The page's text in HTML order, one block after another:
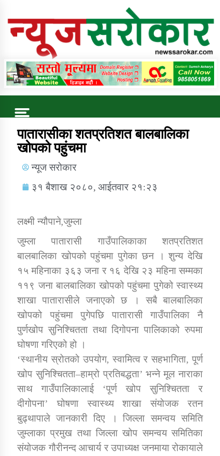
Online News Portal
Trending Now
कुषि बिकास कार्यालय जुम्ला सुचना सन्देश
डिभिजन कार्यालय जुम्लाको सुचना सन्देश
कर्णाली प्रविधि शिक्षालय जुम्लाको सुचना
सामाजिक बिकास कार्यालय जुम्लाकाे सुचना
पातारासीका शतप्रतिशत बालबालिका
खोपको पहुंचमा
न्यूज सरोकार
३१ बैशाख २०८०, आईतवार २१:२३
लक्ष्मी न्यौपाने,जुम्ला
जुम्ला पातारासी गाउँपालिकाका शतप्रतिशत
बालबालिका खोपको पहुंचमा पुगेका छन । शुन्य देखि
१५ महिनाका ३६३ जना र १६ देखि २३ महिना सम्मका
११९ जना बालबालिका खोपको पहुंचमा पुगेको स्वास्थ्य
शाखा पातारासीले जनाएको छ । सबै बालबालिका
खोपको पहुंचमा पुगेपछि पातारासी गाउँपालिका नै
पुर्णखोप सुनिश्चितता तथा दिगोपना पालिकाको रुपमा
घोषणा गरिएको हो ।
‘स्थानीय स्रोतको उपयोग, स्वामित्व र सहभागिता, पूर्ण
खोप सुनिश्चितता–हाम्रो प्रतिबद्धता’ भन्ने मूल नाराका
साथ गाउँपालिकालाई ‘पूर्ण खोप सुनिश्चितता र
दीगोपना’ घोषणा स्वास्थ्य शाखा संयोजक रतन
बुढ्थापाले जानकारी दिए । जिल्ला समन्वय समिति
जुम्लाका प्रमुख तथा जिल्ला खोप समन्वय समितिका
संयोजक गौरीनन्द आचार्य र उपाध्यक्ष जनमाया रोकायाले